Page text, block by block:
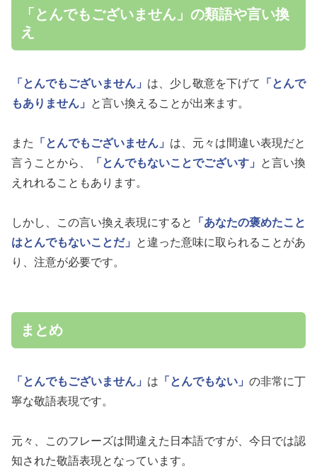
「とんでもございません」の類語や言い換
え
「とんでもございません」 は、少し敬意を下げて
「とんで
もありません」
と言い換えることが出来ます。
また 「とんでもございません」 は、元々は間違い表現だと
言うことから、
「とんでもないことでございす」
と言い換
えれれることもあります。
しかし、この言い換え表現にすると
「あなたの褒めたこと
はとんでもないことだ」
と違った意味に取られることがあ
り、注意が必要です。
まとめ
「とんでもございません」 は 「とんでもない」 の非常に丁
寧な敬語表現です。
元々、このフレーズは間違えた日本語ですが、今日では認
知された敬語表現となっています。